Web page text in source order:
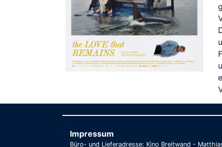
Impressum
Büro- und Lieferadresse: Kino Breitwand -